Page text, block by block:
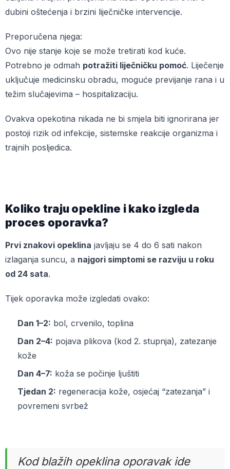
dubini oštećenja i brzini liječničke intervencije.
Preporučena njega:
Ovo nije stanje koje se može tretirati kod kuće.
Potrebno je odmah potražiti liječničku pomoć. Liječenje
uključuje medicinsku obradu, moguće previjanje rana i u
težim slučajevima – hospitalizaciju.
Ovakva opekotina nikada ne bi smjela biti ignorirana jer
postoji rizik od infekcije, sistemske reakcije organizma i
trajnih posljedica.
Koliko traju opekline i kako izgleda
proces oporavka?
Prvi znakovi opeklina javljaju se 4 do 6 sati nakon
izlaganja suncu, a najgori simptomi se razviju u roku
od 24 sata.
Tijek oporavka može izgledati ovako:
Dan 1–2: bol, crvenilo, toplina
Dan 2–4: pojava plikova (kod 2. stupnja), zatezanje
kože
Dan 4–7: koža se počinje ljuštiti
Tjedan 2: regeneracija kože, osjećaj “zatezanja” i
povremeni svrbež
Kod blažih opeklina oporavak ide